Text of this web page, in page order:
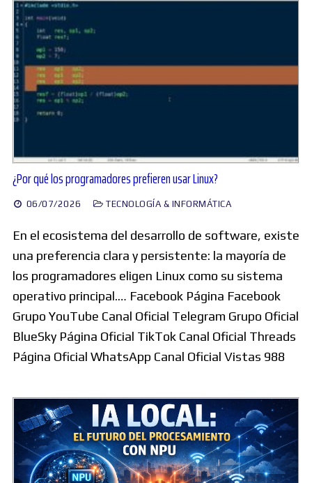
¿Por qué los programadores prefieren usar Linux?
06/07/2026 TECNOLOGÍA & INFORMÁTICA
En el ecosistema del desarrollo de software, existe
una preferencia clara y persistente: la mayoría de
los programadores eligen Linux como su sistema
operativo principal.… Facebook Página Facebook
Grupo YouTube Canal Oficial Telegram Grupo Oficial
BlueSky Página Oficial TikTok Canal Oficial Threads
Página Oficial WhatsApp Canal Oficial Vistas 988